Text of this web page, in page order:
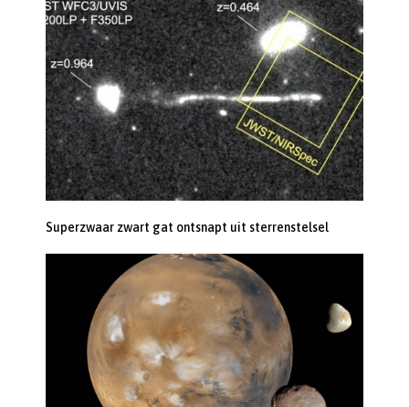
Superzwaar zwart gat ontsnapt uit sterrenstelsel